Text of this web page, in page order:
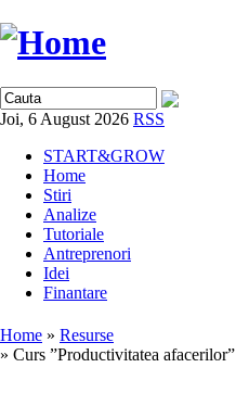
Joi, 6 August 2026 RSS
START&GROW
Home
Stiri
Analize
Tutoriale
Antreprenori
Idei
Finantare
Home » Resurse
» Curs ”Productivitatea afacerilor”